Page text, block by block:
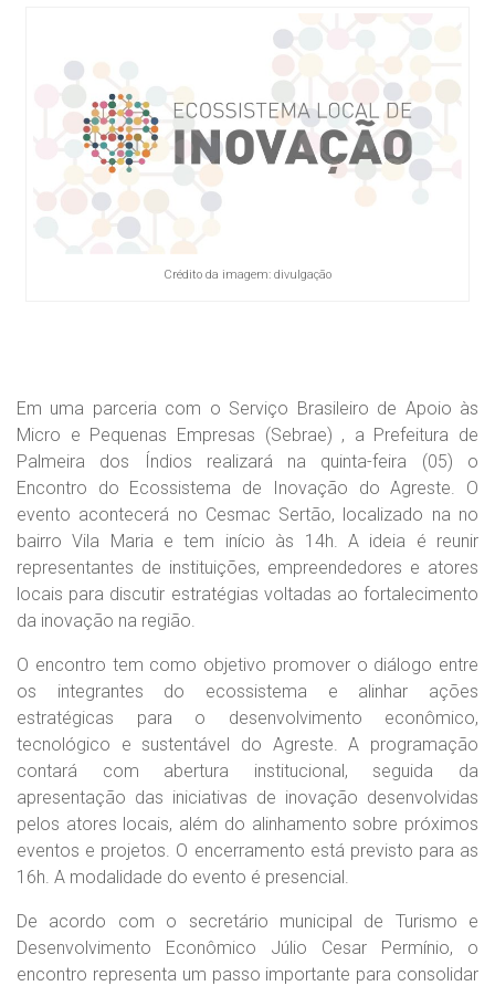
Crédito da imagem: divulgação
Em uma parceria com o Serviço Brasileiro de Apoio às
Micro e Pequenas Empresas (Sebrae) , a Prefeitura de
Palmeira dos Índios realizará na quinta-feira (05) o
Encontro do Ecossistema de Inovação do Agreste. O
evento acontecerá no Cesmac Sertão, localizado na no
bairro Vila Maria e tem início às 14h. A ideia é reunir
representantes de instituições, empreendedores e atores
locais para discutir estratégias voltadas ao fortalecimento
da inovação na região.
O encontro tem como objetivo promover o diálogo entre
os integrantes do ecossistema e alinhar ações
estratégicas para o desenvolvimento econômico,
tecnológico e sustentável do Agreste. A programação
contará com abertura institucional, seguida da
apresentação das iniciativas de inovação desenvolvidas
pelos atores locais, além do alinhamento sobre próximos
eventos e projetos. O encerramento está previsto para as
16h. A modalidade do evento é presencial.
De acordo com o secretário municipal de Turismo e
Desenvolvimento Econômico Júlio Cesar Permínio, o
encontro representa um passo importante para consolidar